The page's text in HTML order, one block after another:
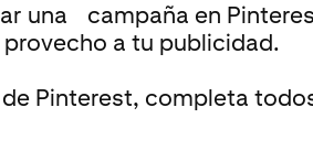
una campaña en
a tu publicidad.
Pinterest, completa